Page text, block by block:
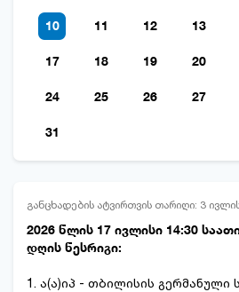
10 11 12 13
17 18 19 20
24 25 26 27
31
განცხადების ატვირთვის თარიღი: 3
2026 წლის 17 ივლისი 14:30
დღის წესრიგი:
1. ა(ა)იპ - თბილისის გერმანული